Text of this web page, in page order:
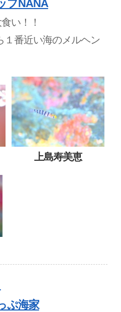
プNANA
い！！
１番近い海のメルヘン
上島寿美恵
ぷ海家